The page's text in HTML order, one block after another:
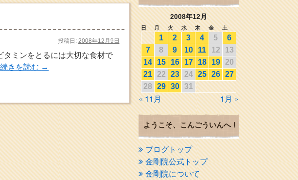
投稿日: 2008年12月9日
タミンをとるには大切な食材で
続きを読む →
2008年12月
日 月 火 水 木 金 土
1 2 3 4 5
6
7
8 9 10 11 12
13
14
15 16 17 18 19
20
21
22 23 24 25 26 27
28
29 30 31
« 11月 1月 »
ようこそ、こんごういんへ！
ブログトップ
金剛院公式トップ
金剛院について